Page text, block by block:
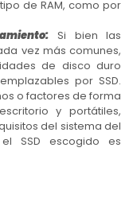
de RAM, como por
Si bien las
vez más comunes,
de disco duro
por SSD.
o factores de forma
y portátiles,
del sistema del
SSD escogido es